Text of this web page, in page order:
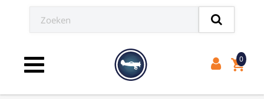
Toggle navigation shopping_cart
0